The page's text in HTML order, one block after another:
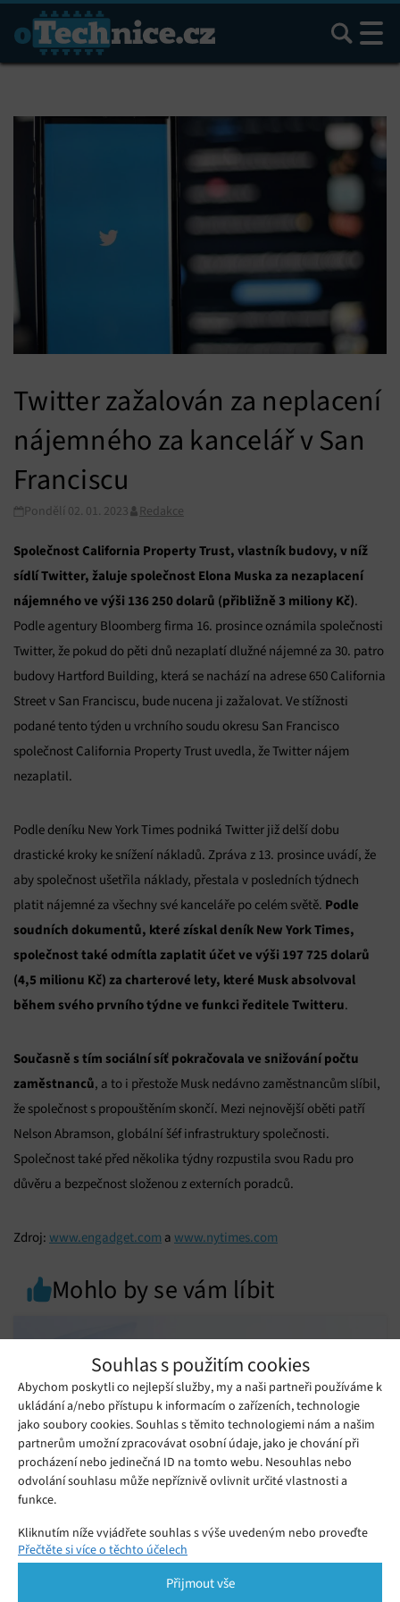
Souhlas s použitím cookies
Abychom poskytli co nejlepší služby, my a naši partneři používáme k
ukládání a/nebo přístupu k informacím o zařízeních, technologie
jako soubory cookies. Souhlas s těmito technologiemi nám a našim
partnerům umožní zpracovávat osobní údaje, jako je chování při
procházení nebo jedinečná ID na tomto webu. Nesouhlas nebo
odvolání souhlasu může nepříznivě ovlivnit určité vlastnosti a
funkce.
Kliknutím níže vyjádřete souhlas s výše uvedeným nebo proveďte
podrobnější rozhodnutí. Vaše volby budou použity pouze na tomto
pomocí přepínačů v Zásadách cookies nebo kliknutím na tlačítko
Přečtěte si více o těchto účelech
Přijmout vše
Hledat
Twitter zažalován za neplacení
nájemného za kancelář v San
Franciscu
Pondělí 02. 01. 2023 Redakce
Společnost California Property Trust, vlastník budovy, v níž
sídlí Twitter, žaluje společnost Elona Muska za nezaplacení
nájemného ve výši 136 250 dolarů (přibližně 3 miliony Kč).
Podle agentury Bloomberg firma 16. prosince oznámila společnosti
Twitter, že pokud do pěti dnů nezaplatí dlužné nájemné za 30. patro
budovy Hartford Building, která se nachází na adrese 650 California
Street v San Franciscu, bude nucena ji zažalovat. Ve stížnosti
podané tento týden u vrchního soudu okresu San Francisco
společnost California Property Trust uvedla, že Twitter nájem
nezaplatil.
Podle deníku New York Times podniká Twitter již delší dobu
drastické kroky ke snížení nákladů. Zpráva z 13. prosince uvádí, že
aby společnost ušetřila náklady, přestala v posledních týdnech
platit nájemné za všechny své kanceláře po celém světě. Podle
soudních dokumentů, které získal deník New York Times,
společnost také odmítla zaplatit účet ve výši 197 725 dolarů
(4,5 milionu Kč) za charterové lety, které Musk absolvoval
během svého prvního týdne ve funkci ředitele Twitteru.
Současně s tím sociální síť pokračovala ve snižování počtu
zaměstnanců, a to i přestože Musk nedávno zaměstnancům slíbil,
že společnost s propouštěním skončí. Mezi nejnovější oběti patří
Nelson Abramson, globální šéf infrastruktury společnosti.
Společnost také před několika týdny rozpustila svou Radu pro
důvěru a bezpečnost složenou z externích poradců.
Zdroj: www.engadget.com a www.nytimes.com
Mohlo by se vám líbit
Obří baterie v tenkém těle: vivo uvádí na
český trh V70 Lite 5G